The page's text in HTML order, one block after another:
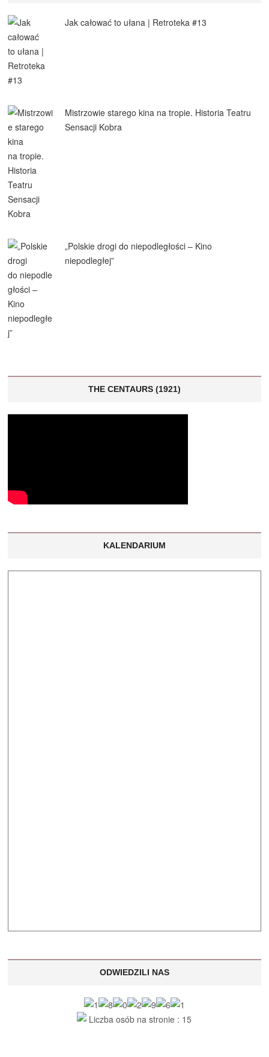
Jak całować to ułana | Retroteka #13
Mistrzowie starego kina na tropie. Historia Teatru
Sensacji Kobra
„Polskie drogi do niepodległości – Kino
niepodległej”
THE CENTAURS (1921)
KALENDARIUM
ODWIEDZILI NAS
Liczba osób na stronie : 15